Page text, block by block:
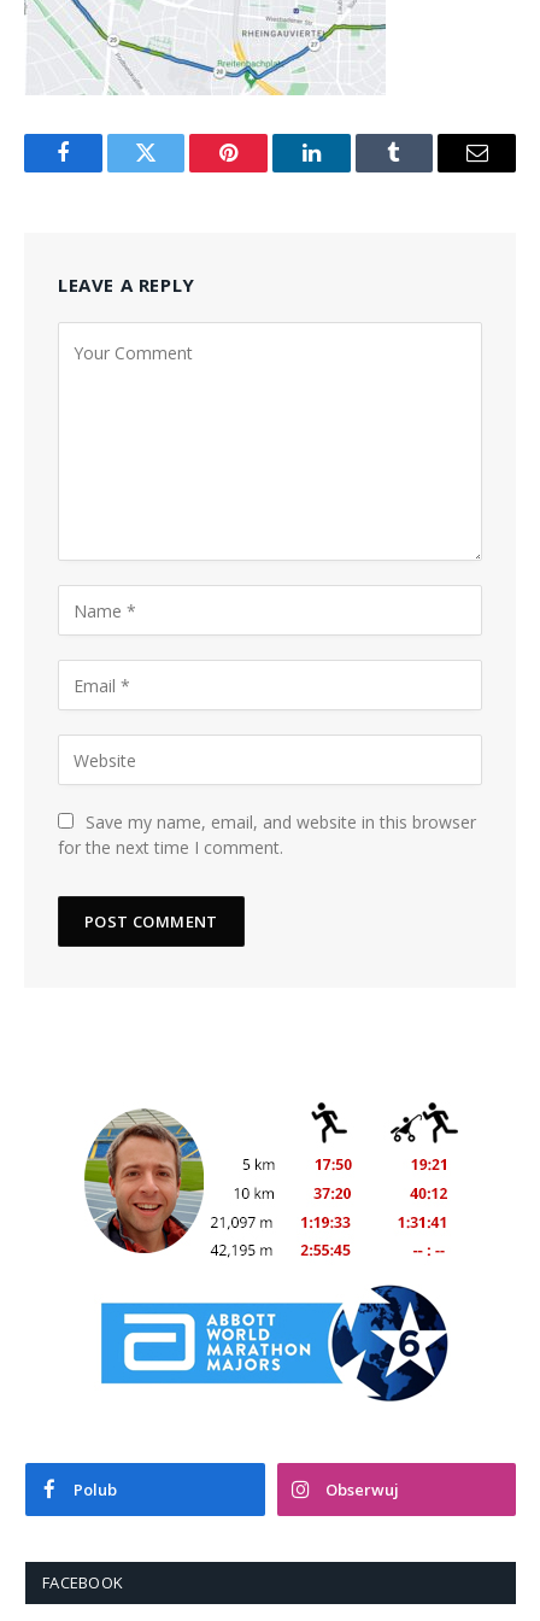
FacebookTwitter Pinterest LinkedInTumblr Email
LEAVE A REPLY
Save my name, email, and website in this browser
for the next time I comment.
Polub Obserwuj
FACEBOOK